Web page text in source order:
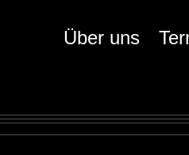
Über uns